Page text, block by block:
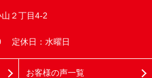
２丁目4-2
定休日：水曜日
お客様の声一覧